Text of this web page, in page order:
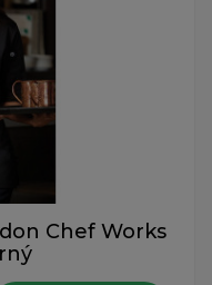
Chef Works